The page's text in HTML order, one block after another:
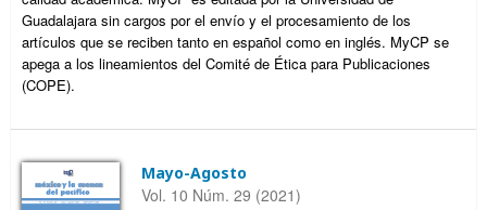
Guadalajara sin cargos por el envío y el procesamiento de los
artículos que se reciben tanto en español como en inglés. MyCP se
apega a los lineamientos del Comité de Ética para Publicaciones
(COPE).
Mayo-Agosto
Vol. 10 Núm. 29 (2021)